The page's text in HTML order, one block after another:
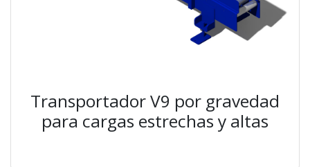
Transportador V9 por gravedad
para cargas estrechas y altas